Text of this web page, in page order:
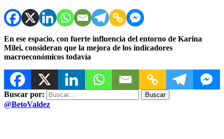
En ese espacio, con fuerte influencia del entorno de Karina
Milei, consideran que la mejora de los indicadores
macroeconómicos todavía
Buscar por:
@BetoValdez